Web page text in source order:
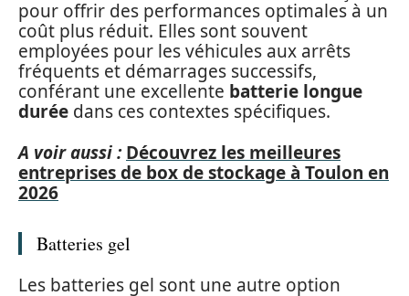
pour offrir des performances optimales à un
coût plus réduit. Elles sont souvent
employées pour les véhicules aux arrêts
fréquents et démarrages successifs,
conférant une excellente batterie longue
durée dans ces contextes spécifiques.
A voir aussi : Découvrez les meilleures
entreprises de box de stockage à Toulon en
2026
Batteries gel
Les batteries gel sont une autre option